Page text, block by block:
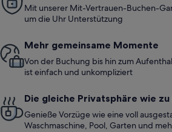
Mit unserer Mit-Vertrauen-Buchen-
um die Uhr Unterstützung
Mehr gemeinsame Momente
Von der Buchung bis hin zum
ist einfach und unkompliziert
Die gleiche Privatsphäre wie zu
Genieße Vorzüge wie eine voll
Waschmaschine, Pool, Garten und